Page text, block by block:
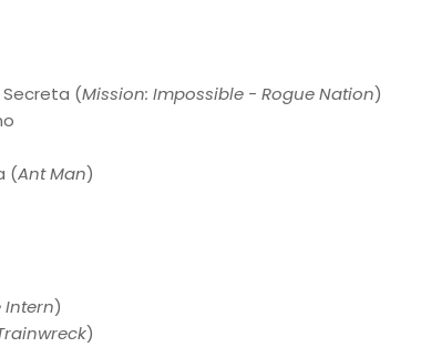
Secreta (Mission: Impossible - Rogue Nation)
(Ant Man)
Intern)
)